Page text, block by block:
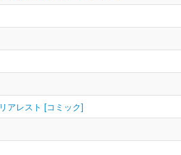
アレスト [コミック]